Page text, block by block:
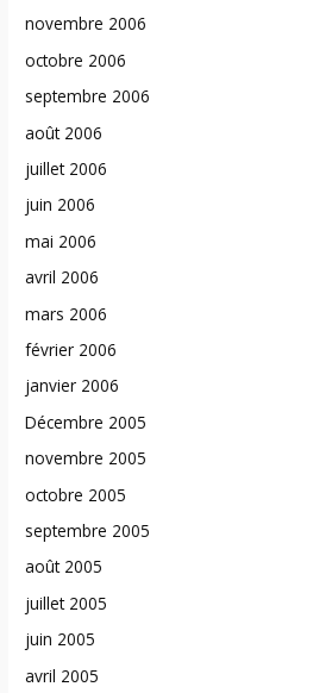
novembre 2006
octobre 2006
septembre 2006
août 2006
juillet 2006
juin 2006
mai 2006
avril 2006
mars 2006
février 2006
janvier 2006
Décembre 2005
novembre 2005
octobre 2005
septembre 2005
août 2005
juillet 2005
juin 2005
avril 2005